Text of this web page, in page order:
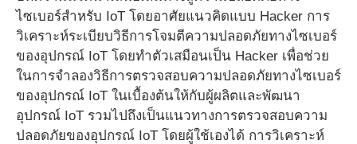
ไซเบอร์สำหรับ IoT โดยอาศัยแนวคิดแบบ Hacker การ
วิเคราะห์ระเบียบวิธีการโจมตีความปลอดภัยทางไซเบอร์
ของอุปกรณ์ IoT โดยทำตัวเสมือนเป็น Hacker เพื่อช่วย
ในการจำลองวิธีการตรวจสอบความปลอดภัยทางไซเบอร์
ของอุปกรณ์ IoT ในเบื้องต้นให้กับผู้ผลิตและพัฒนา
อุปกรณ์ IoT รวมไปถึงเป็นแนวทางการตรวจสอบความ
ปลอดภัยของอุปกรณ์ IoT โดยผู้ใช้เองได้ การวิเคราะห์